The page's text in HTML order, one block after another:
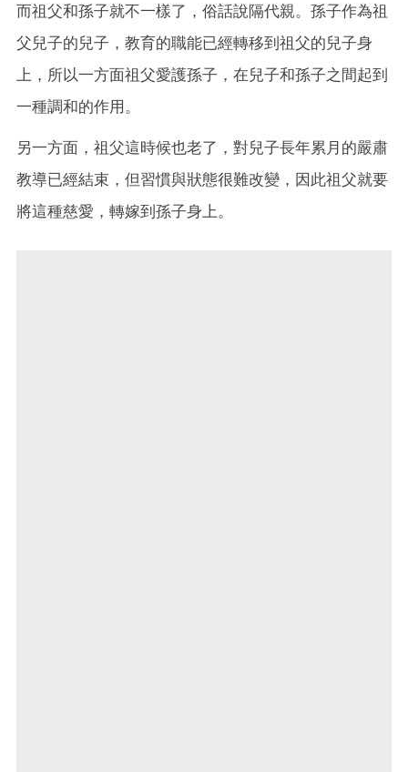
而祖父和孫子就不一樣了，俗話說隔代親。孫子作為祖
父兒子的兒子，教育的職能已經轉移到祖父的兒子身
上，所以一方面祖父愛護孫子，在兒子和孫子之間起到
一種調和的作用。
另一方面，祖父這時候也老了，對兒子長年累月的嚴肅
教導已經結束，但習慣與狀態很難改變，因此祖父就要
將這種慈愛，轉嫁到孫子身上。